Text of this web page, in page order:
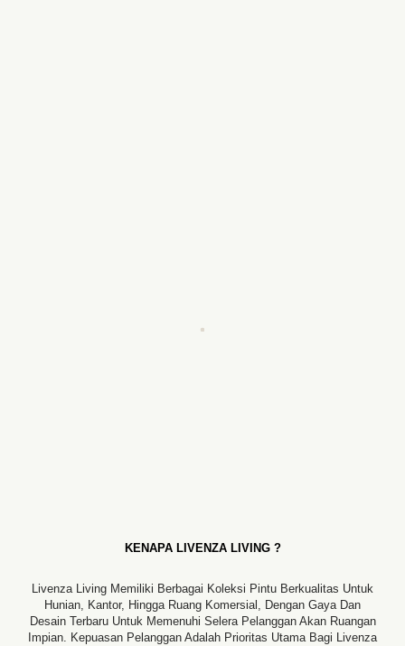
KENAPA LIVENZA LIVING ?
Livenza Living Memiliki Berbagai Koleksi Pintu Berkualitas Untuk
Hunian, Kantor, Hingga Ruang Komersial, Dengan Gaya Dan
Desain Terbaru Untuk Memenuhi Selera Pelanggan Akan Ruangan
Impian. Kepuasan Pelanggan Adalah Prioritas Utama Bagi Livenza